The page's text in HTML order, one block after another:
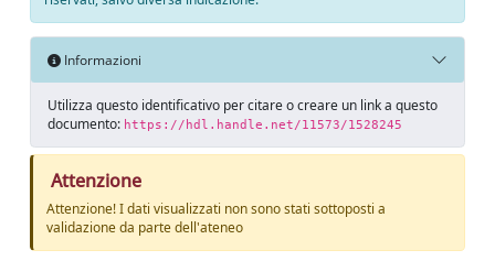
Informazioni
Utilizza questo identificativo per citare o creare un link a questo
documento: https://hdl.handle.net/11573/1528245
Attenzione
Attenzione! I dati visualizzati non sono stati sottoposti a
validazione da parte dell'ateneo